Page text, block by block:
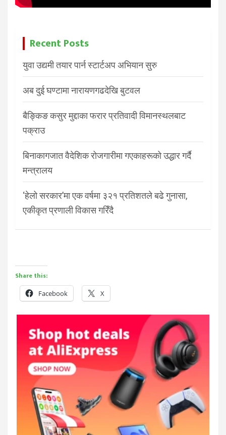
Recent Posts
युवा उद्यमी तयार पार्न स्टार्टअप अभियान सुरु
अब दुई घण्टामा नारायणगढदेखि बुटवल
बैङ्किङ कसुर मुद्दाका फरार प्रतिवादी विमानस्थलबाट
पक्राउ
बिनाकागजात वैदेशिक रोजगारीमा गएकाहरूको उद्धार गर्दै
मन्त्रालय
‘हेलो सरकार’मा एक वर्षमा ३२१ प्रतिशतले बढे गुनासा,
एकीकृत प्रणाली विकास गरिँदै
Share this:
Facebook X